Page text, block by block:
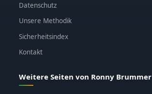
Datenschutz
Unsere Methodik
Sicherheitsindex
Kontakt
Weitere Seiten von Ronny Brummer